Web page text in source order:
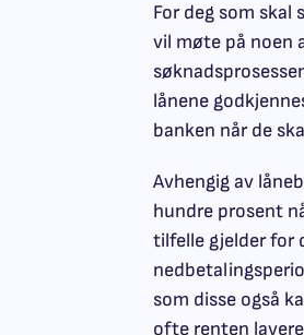
For deg som
vil møte på noen
lånene
banken når de
Avhengig av
hundre prosent
tilfelle gjelder for
som disse også
ofte renten